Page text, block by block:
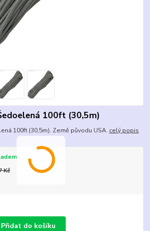
100ft (30,5m)
100ft (30,5m). Země původu USA. celý popis
Kč
Přidat do košíku